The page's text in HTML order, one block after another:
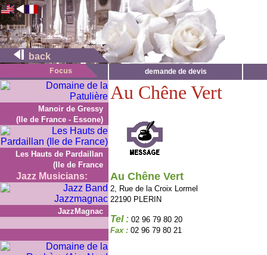
back
demande de devis
Manoir de Gressy
(Ile de France - Essone)
Les Hauts de Pardaillan
(Ile de France
Jazz Musicians:
JazzMagnac
Au Chêne Vert
Au Chêne Vert
2, Rue de la Croix Lormel
22190 PLERIN
Tel : 02 96 79 80 20
Fax : 02 96 79 80 21